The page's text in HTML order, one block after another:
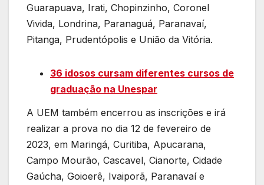
Guarapuava, Irati, Chopinzinho, Coronel
Vivida, Londrina, Paranaguá, Paranavaí,
Pitanga, Prudentópolis e União da Vitória.
36 idosos cursam diferentes cursos de
graduação na Unespar
A UEM também encerrou as inscrições e irá
realizar a prova no dia 12 de fevereiro de
2023, em Maringá, Curitiba, Apucarana,
Campo Mourão, Cascavel, Cianorte, Cidade
Gaúcha, Goioerê, Ivaiporã, Paranavaí e